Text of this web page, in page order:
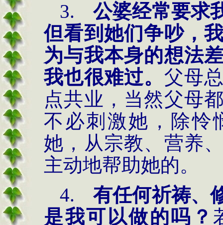
3.
公婆经常要求
但看到她们争吵，
为与我本身的想法
我也很难过。 父母
点共业，当然父母
不必刺激她，除怜
她，从宗教、营养
主动地帮助她的。
4.
有任何祈祷、
是我可以做的吗？